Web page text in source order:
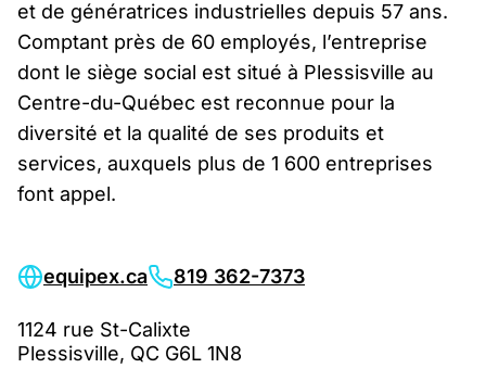
et de génératrices industrielles depuis 57 ans.
Comptant près de 60 employés, l’entreprise
dont le siège social est situé à Plessisville au
Centre-du-Québec est reconnue pour la
diversité et la qualité de ses produits et
services, auxquels plus de 1 600 entreprises
font appel.
equipex.ca 819 362-7373
1124 rue St-Calixte
Plessisville, QC G6L 1N8